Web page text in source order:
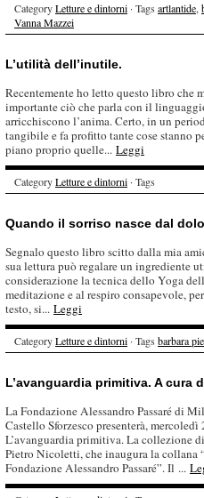
CategoryLetture e dintorni · Tags artlantide,
Vanna Mazzei
L’utilità dell’inutile.
Recentemente ho letto questo libro che
importante ciò che parla con il
arricchiscono l’anima. Certo, in un
tangibile e fa profitto tante cose stanno
piano proprio quelle... Leggi
CategoryLetture e dintorni · Tags
Quando il sorriso nasce dal
Segnalo questo libro scitto dalla mia
sua lettura può regalare un ingrediente
considerazione la tecnica dello Yoga
meditazione e al respiro consapevole,
testo, si... Leggi
CategoryLetture e dintorni · Tags barbara
L’avanguardia primitiva. A cura
La Fondazione Alessandro Passaré di
Castello Sforzesco presenterà,
L’avanguardia primitiva. La collezione
Pietro Nicoletti, che inaugura la
Fondazione Alessandro Passaré”. Il ...